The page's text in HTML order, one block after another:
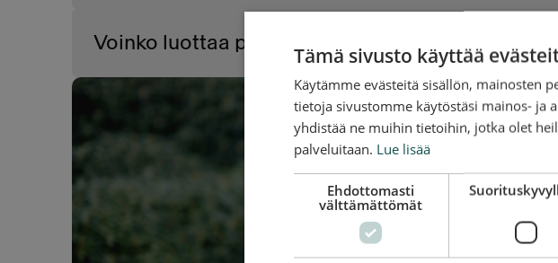
Voinko luottaa palveluun?Tämä sivusto käyttää
Käytämme evästeitä sisällön, mainosten
tietoja sivustomme käytöstäsi mainos- ja
yhdistää ne muihin tietoihin, jotka olet
palveluitaan. Lue lisää
Ehdottomasti
välttämättömät